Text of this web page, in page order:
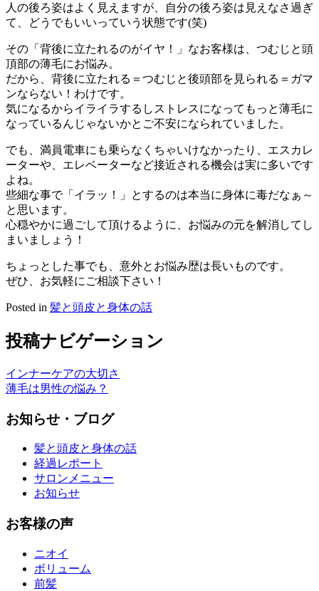
人の後ろ姿はよく見えますが、自分の後ろ姿は見えなさ過ぎ
て、どうでもいいっていう状態です(笑)
その「背後に立たれるのがイヤ！」なお客様は、つむじと頭
頂部の薄毛にお悩み。
だから、背後に立たれる＝つむじと後頭部を見られる＝ガマ
ンならない！わけです。
気になるからイライラするしストレスになってもっと薄毛に
なっているんじゃないかとご不安になられていました。
でも、満員電車にも乗らなくちゃいけなかったり、エスカレ
ーターや、エレベーターなど接近される機会は実に多いです
よね。
些細な事で「イラッ！」とするのは本当に身体に毒だなぁ～
と思います。
心穏やかに過ごして頂けるように、お悩みの元を解消してし
まいましょう！
ちょっとした事でも、意外とお悩み歴は長いものです。
ぜひ、お気軽にご相談下さい！
Posted in 髪と頭皮と身体の話
投稿ナビゲーション
インナーケアの大切さ
薄毛は男性の悩み？
お知らせ・ブログ
髪と頭皮と身体の話
経過レポート
サロンメニュー
お知らせ
お客様の声
ニオイ
ボリューム
前髪